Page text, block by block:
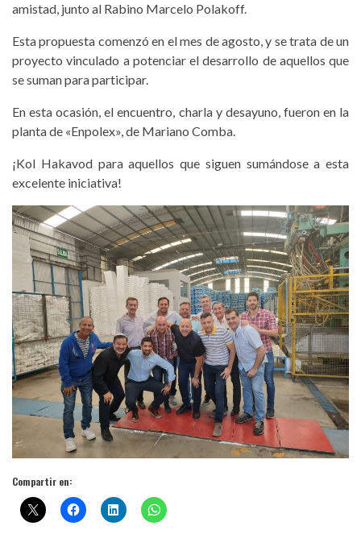
amistad, junto al Rabino Marcelo Polakoff.
Esta propuesta comenzó en el mes de agosto, y se trata de un
proyecto vinculado a potenciar el desarrollo de aquellos que
se suman para participar.
En esta ocasión, el encuentro, charla y desayuno, fueron en la
planta de «Enpolex», de Mariano Comba.
¡Kol Hakavod para aquellos que siguen sumándose a esta
excelente iniciativa!
Compartir en: